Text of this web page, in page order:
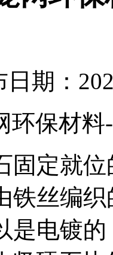
日期：
环保材
固定就
铁丝编
是电镀